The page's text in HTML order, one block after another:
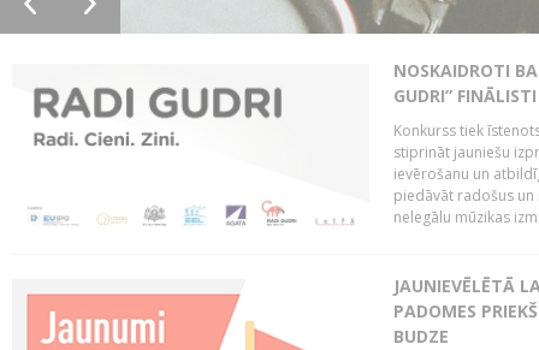
NOSKAIDROTI
GUDRI” FINĀLISTI
Konkurss tiek
stiprināt jauniešu
ievērošanu un
piedāvāt radošus
nelegālu mūzikas
JAUNIEVĒLĒTĀ
PADOMES
BUDZE